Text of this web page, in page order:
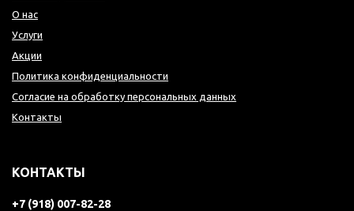
О нас
Услуги
Акции
Политика конфиденциальности
Согласие на обработку персональных данных
Контакты
КОНТАКТЫ
+7 (918) 007-82-28